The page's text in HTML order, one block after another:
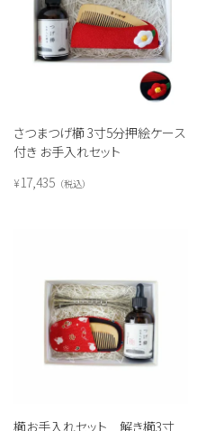
さつまつげ櫛 3寸5分押絵ケース
付き お手入れセット
¥17,435 税込
櫛お手入れセット 解き櫛3寸